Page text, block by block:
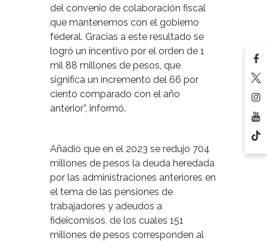
del convenio de colaboración fiscal
que mantenemos con el gobierno
federal. Gracias a este resultado se
logró un incentivo por el orden de 1
mil 88 millones de pesos, que
significa un incremento del 66 por
ciento comparado con el año
anterior”, informó.
Añadió que en el 2023 se redujo 704
millones de pesos la deuda heredada
por las administraciones anteriores en
el tema de las pensiones de
trabajadores y adeudos a
fideicomisos, de los cuales 151
millones de pesos corresponden al